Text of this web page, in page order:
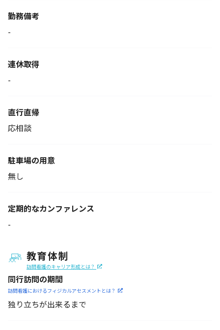
勤務備考
-
連休取得
-
直行直帰
応相談
駐車場の用意
無し
定期的なカンファレンス
-
教育体制
訪問看護のキャリア形成とは？
同行訪問の期間
訪問看護におけるフィジカルアセスメントとは？
独り立ちが出来るまで